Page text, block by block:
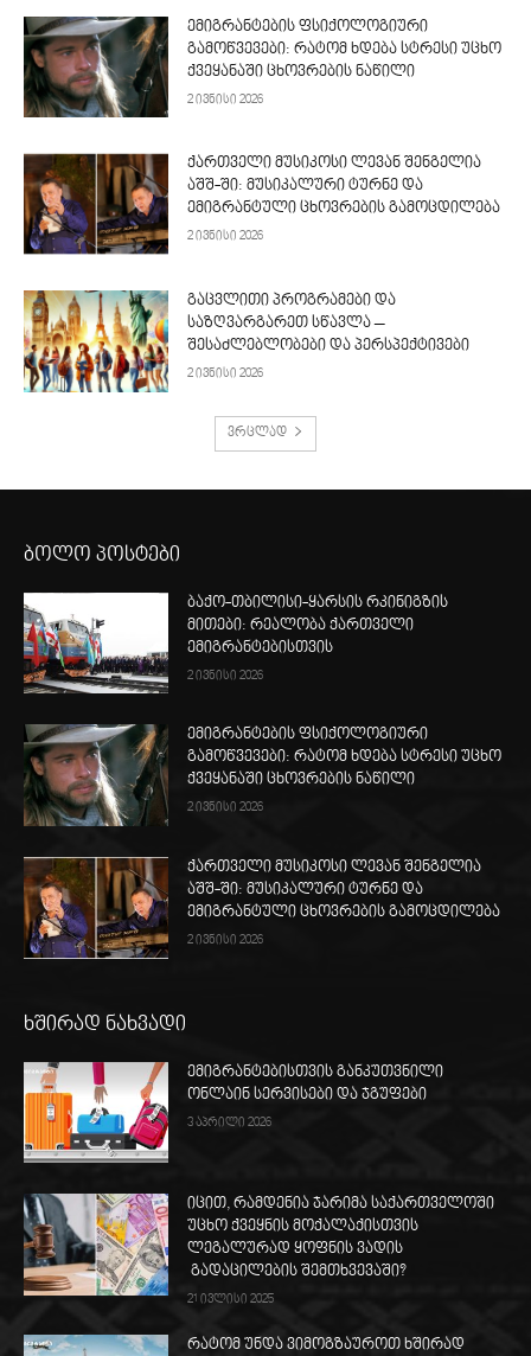
ემიგრანტების ფსიქოლოგიური
გამოწვევები: რატომ ხდება სტრესი უცხო
ქვეყანაში ცხოვრების ნაწილი
2 ივნისი 2026
ქართველი მუსიკოსი ლევან შენგელია
აშშ-ში: მუსიკალური ტურნე და
ემიგრანტული ცხოვრების გამოცდილება
2 ივნისი 2026
გაცვლითი პროგრამები და
საზღვარგარეთ სწავლა –
შესაძლებლობები და პერსპექტივები
2 ივნისი 2026
ვრცლად
ბოლო პოსტები
ბაქო-თბილისი-ყარსის რკინიგზის
მითები: რეალობა ქართველი
ემიგრანტებისთვის
2 ივნისი 2026
ემიგრანტების ფსიქოლოგიური
გამოწვევები: რატომ ხდება სტრესი უცხო
ქვეყანაში ცხოვრების ნაწილი
2 ივნისი 2026
ქართველი მუსიკოსი ლევან შენგელია
აშშ-ში: მუსიკალური ტურნე და
ემიგრანტული ცხოვრების გამოცდილება
2 ივნისი 2026
ხშირად ნახვადი
ემიგრანტებისთვის განკუთვნილი
ონლაინ სერვისები და ჯგუფები
3 აპრილი 2026
იცით, რამდენია ჯარიმა საქართველოში
უცხო ქვეყნის მოქალაქისთვის
ლეგალურად ყოფნის ვადის
გადაცილების შემთხვევაში?
21 ივლისი 2025
რატომ უნდა ვიმოგზაუროთ ხშირად